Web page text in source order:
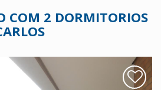
COM 2 DORMITORIOS